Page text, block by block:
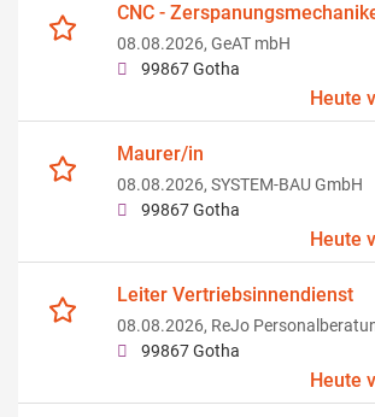
CNC -
08.08.2026, GeAT mbH
99867 Gotha
Heute
Maurer/in
08.08.2026, SYSTEM-BAU GmbH
99867 Gotha
Heute
Leiter Vertriebsinnendienst
08.08.2026, ReJo
99867 Gotha
Heute